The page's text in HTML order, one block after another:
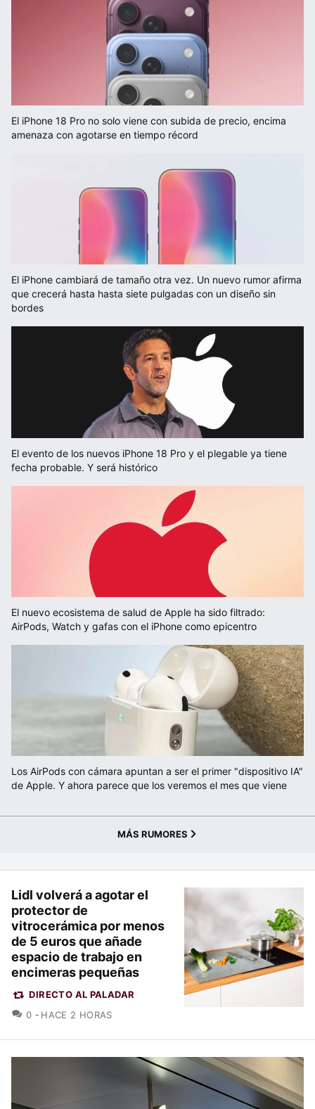
El iPhone 18 Pro no solo viene con subida de precio, encima
amenaza con agotarse en tiempo récord
El iPhone cambiará de tamaño otra vez. Un nuevo rumor afirma
que crecerá hasta hasta siete pulgadas con un diseño sin
bordes
El evento de los nuevos iPhone 18 Pro y el plegable ya tiene
fecha probable. Y será histórico
El nuevo ecosistema de salud de Apple ha sido filtrado:
AirPods, Watch y gafas con el iPhone como epicentro
Los AirPods con cámara apuntan a ser el primer "dispositivo IA"
de Apple. Y ahora parece que los veremos el mes que viene
MÁS RUMORES
Lidl volverá a agotar el
protector de
vitrocerámica por menos
de 5 euros que añade
espacio de trabajo en
encimeras pequeñas
DIRECTO AL PALADAR
0 COMENTARIOS
HACE 2 HORAS